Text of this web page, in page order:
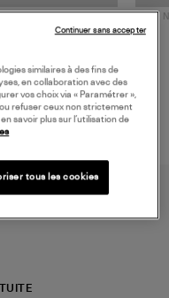
TORAL
similaires à des fins de
en collaboration avec des
vos choix via « Paramétrer »,
ou refuser ceux non strictement
savoir plus sur l’utilisation de
tous les cookies
Continuer sans accepter